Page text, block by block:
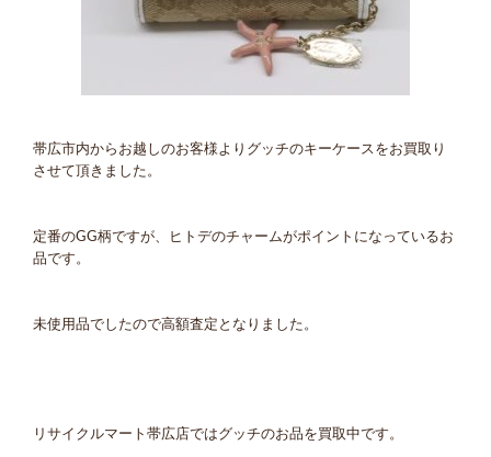
帯広市内からお越しのお客様よりグッチのキーケースをお買取り
させて頂きました。
定番のGG柄ですが、ヒトデのチャームがポイントになっているお
品です。
未使用品でしたので高額査定となりました。
リサイクルマート帯広店ではグッチのお品を買取中です。